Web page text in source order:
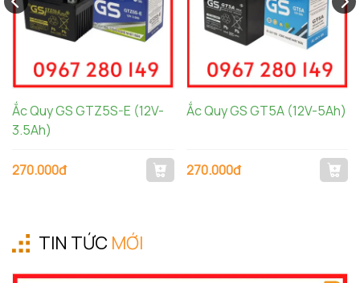
Ắc Quy GS GTZ5S-E (12V-
3.5Ah)
270.000đ
Ắc Quy GS GT5A (12V-5Ah)
270.000đ
TIN TỨC MỚI